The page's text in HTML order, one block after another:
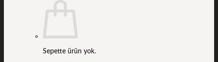
Sepette ürün yok.